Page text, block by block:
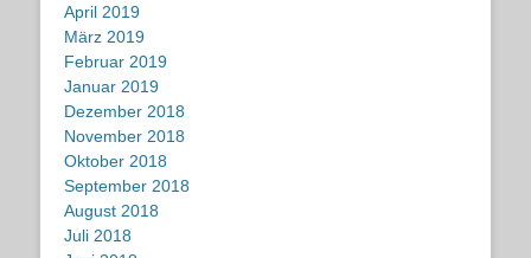
April 2019
März 2019
Februar 2019
Januar 2019
Dezember 2018
November 2018
Oktober 2018
September 2018
August 2018
Juli 2018